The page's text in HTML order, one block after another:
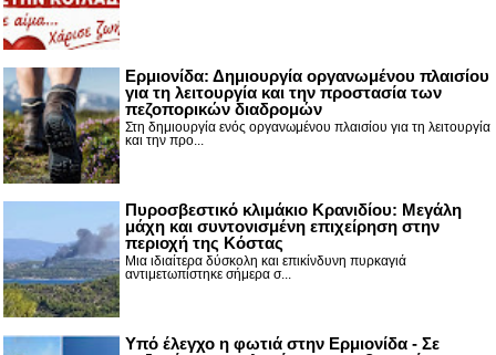
Ερμιονίδα: Δημιουργία οργανωμένου πλαισίου
για τη λειτουργία και την προστασία των
πεζοπορικών διαδρομών
Στη δημιουργία ενός οργανωμένου πλαισίου για τη λειτουργία
και την προ...
Πυροσβεστικό κλιμάκιο Κρανιδίου: Μεγάλη
μάχη και συντονισμένη επιχείρηση στην
περιοχή της Κόστας
Μια ιδιαίτερα δύσκολη και επικίνδυνη πυρκαγιά
αντιμετωπίστηκε σήμερα σ...
Υπό έλεγχο η φωτιά στην Ερμιονίδα - Σε